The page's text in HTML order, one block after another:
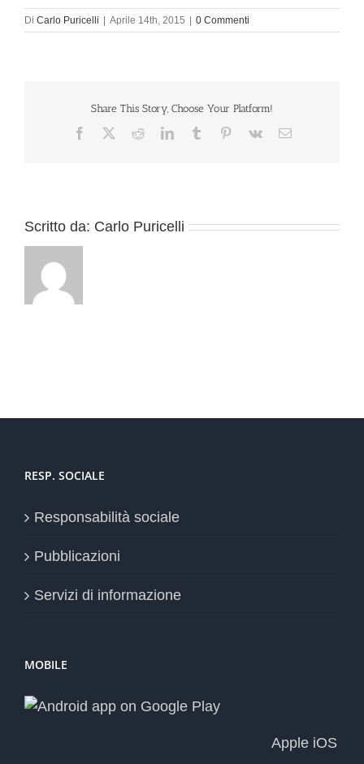
Di Carlo Puricelli Aprile 14th, 2015 0 Commenti
Share This Story, Choose Your Platform!
Facebook RedditLinkedInTumblr Pinterest
Vk Email
Scritto da: Carlo Puricelli
RESP. SOCIALE
Responsabilità sociale
Pubblicazioni
Servizi di informazione
MOBILE
Apple iOS